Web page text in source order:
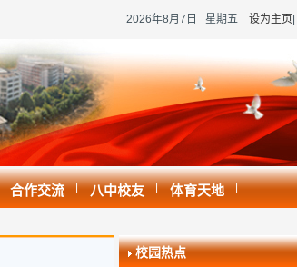
设为主页
2026年8月7日 星期五
合作交流 | 八中校友 | 体育天地 |
校园热点